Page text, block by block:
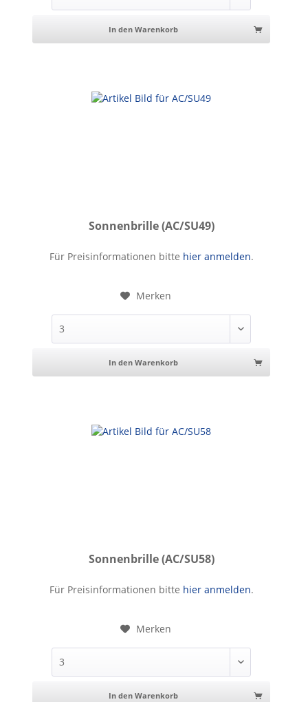
In den Warenkorb
Sonnenbrille (AC/SU49)
Sonnenbrille
Für Preisinformationen bitte hier anmelden.
Merken
In den Warenkorb
Sonnenbrille (AC/SU58)
Sonnenbrille
Für Preisinformationen bitte hier anmelden.
Merken
In den Warenkorb